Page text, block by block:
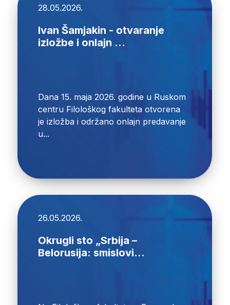
28.05.2026.
Ivan Šamjakin - otvaranje
izložbe i onlajn ...
Dana 15. maja 2026. godine u Ruskom
centru Filološkog fakulteta otvorena
je izložba i održano onlajn predavanje
u...
26.05.2026.
Okrugli sto „Srbija –
Belorusija: smislovi...